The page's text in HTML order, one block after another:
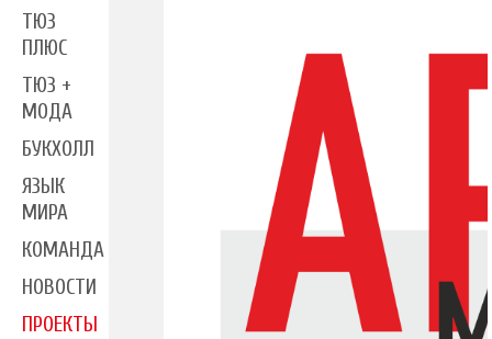
ТЮЗ
ПЛЮС
ТЮЗ +
МОДА
БУКХОЛЛ
ЯЗЫК
МИРА
КОМАНДА
НОВОСТИ
ПРОЕКТЫ